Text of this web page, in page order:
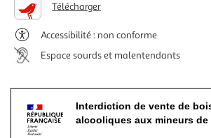
Télécharger
Accessibilité : non conforme
Espace sourds et malentendants
Interdiction de vente de
alcooliques aux mineurs de